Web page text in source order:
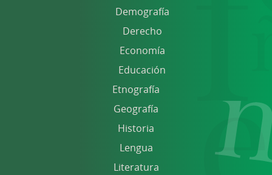
Demografía
Derecho
Economía
Educación
Etnografía
Geografía
Historia
Lengua
Literatura